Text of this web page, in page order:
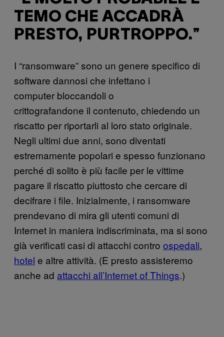
TEMO CHE ACCADRÀ
PRESTO, PURTROPPO.”
I “ransomware” sono un genere specifico di
software dannosi che infettano i
computer bloccandoli o
crittografandone il contenuto, chiedendo un
riscatto per riportarli al loro stato originale.
Negli ultimi due anni, sono diventati
estremamente popolari e spesso funzionano
perché di solito è più facile per le vittime
pagare il riscatto piuttosto che cercare di
decifrare i file. Inizialmente, i ransomware
prendevano di mira gli utenti comuni di
Internet in maniera indiscriminata, ma si sono
già verificati casi di attacchi contro ospedali,
hotel e altre attività. (E presto assisteremo
anche ad attacchi all’Internet of Things.)